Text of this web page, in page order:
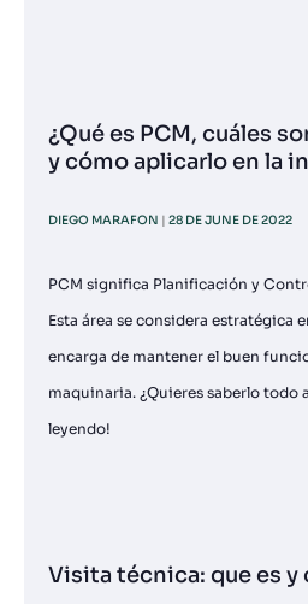
¿Qué es PCM, cuáles
y cómo aplicarlo en la
DIEGO MARAFON 28 DE JUNE DE 2022
PCM significa Planificación y
Esta área se considera estratégica
encarga de mantener el buen
maquinaria. ¿Quieres saberlo todo
leyendo!
Visita técnica: que es y